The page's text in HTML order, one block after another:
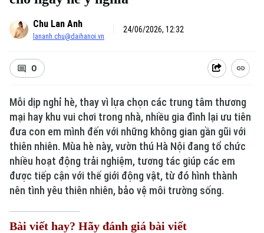
Chu Lan Anh
lananh.chu@daihanoi.vn
24/06/2026, 12:32
0
Mỗi dịp nghỉ hè, thay vì lựa chọn các trung tâm thương
mại hay khu vui chơi trong nhà, nhiều gia đình lại ưu tiên
đưa con em mình đến với những không gian gần gũi với
thiên nhiên. Mùa hè này, vườn thú Hà Nội đang tổ chức
nhiều hoạt động trải nghiệm, tương tác giúp các em
được tiếp cận với thế giới động vật, từ đó hình thành
nên tình yêu thiên nhiên, bảo vệ môi trường sống.
Bài viết hay? Hãy đánh giá bài viết